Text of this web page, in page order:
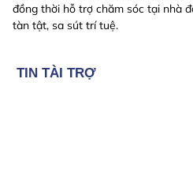
đồng thời hỗ trợ chăm sóc tại nhà
tàn tật, sa sút trí tuệ.